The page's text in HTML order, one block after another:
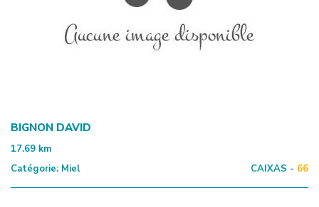
BIGNON DAVID
17.69 km
Catégorie: Miel CAIXAS - 66